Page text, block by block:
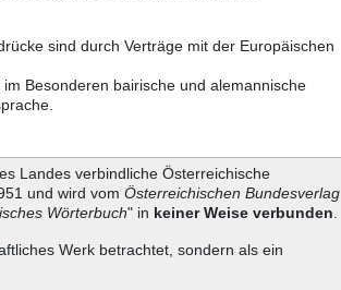
sind durch Verträge mit der Europäischen
Besonderen bairische und alemannische
Landes verbindliche Österreichische
und wird vom Österreichischen Bundesverlag
Wörterbuch" in keiner Weise verbunden
Werk betrachtet, sondern als ein